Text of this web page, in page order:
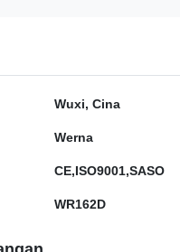
Wuxi, Cina
Werna
CE,ISO9001,SASO
WR162D